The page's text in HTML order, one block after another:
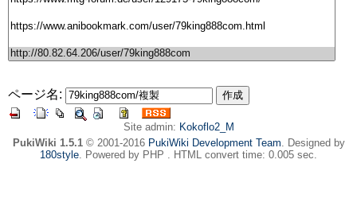
ページ名:
Site admin: Kokoflo2_M
PukiWiki 1.5.1© 2001-2016 PukiWiki Development Team. Designed by
180style. Powered by PHP . HTML convert time: 0.005 sec.